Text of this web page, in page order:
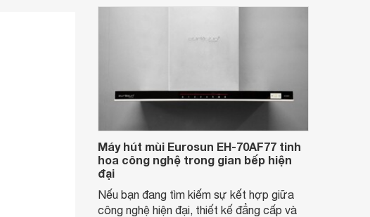
Máy hút mùi Eurosun EH-70AF77 tinh
hoa công nghệ trong gian bếp hiện
đại
Nếu bạn đang tìm kiếm sự kết hợp giữa
công nghệ hiện đại, thiết kế đẳng cấp và